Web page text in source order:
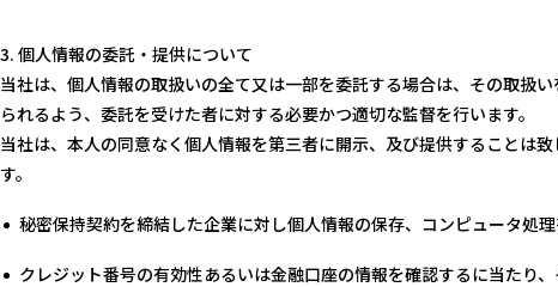
個人情報の委託・提供について
当社は、個人情報の取扱いの全て又は一部を委託する場合は、その取扱
られるよう、委託を受けた者に対する必要かつ適切な監督を行います。
当社は、本人の同意なく個人情報を第三者に開示、及び提供することは
す。
秘密保持契約を締結した企業に対し個人情報の保存、コンピュータ処
クレジット番号の有効性あるいは金融口座の情報を確認するに当たり